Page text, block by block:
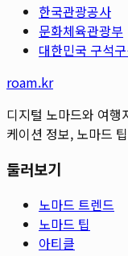
한국관광공사
문화체육관광부
대한민국 구석
roam.kr
디지털 노마드와 여행
케이션 정보, 노마드
둘러보기
노마드 트렌드
노마드 팁
아티클